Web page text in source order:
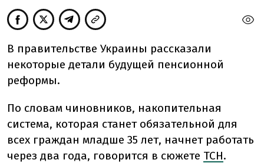
В правительстве Украины рассказали
некоторые детали будущей пенсионной
реформы.
По словам чиновников, накопительная
система, которая станет обязательной для
всех граждан младше 35 лет, начнет работать
через два года, говорится в сюжете ТСН.